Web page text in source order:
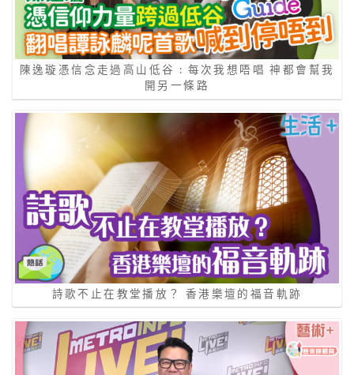
陳逸璇憑信念走過高山低谷 : 每次我想唔唱 神都會幫我
開另一條路
詩歌不止在教堂播放？ 香港樂壇的福音軌跡